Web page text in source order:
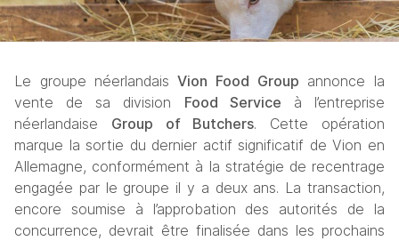
Le groupe néerlandais Vion Food Group annonce la
vente de sa division Food Service à l’entreprise
néerlandaise Group of Butchers. Cette opération
marque la sortie du dernier actif significatif de Vion en
Allemagne, conformément à la stratégie de recentrage
engagée par le groupe il y a deux ans. La transaction,
encore soumise à l’approbation des autorités de la
concurrence, devrait être finalisée dans les prochains